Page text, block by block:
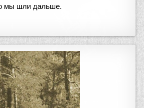
мы шли дальше.